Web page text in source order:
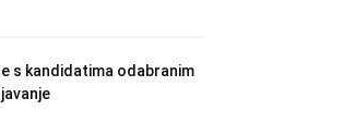
s kandidatima odabranim